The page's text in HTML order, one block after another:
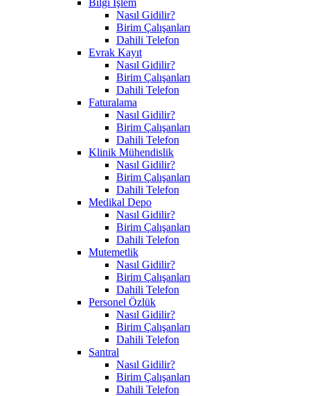
Nasıl Gidilir?
Birim Çalışanları
Dahili Telefon
Evrak Kayıt
Nasıl Gidilir?
Birim Çalışanları
Dahili Telefon
Faturalama
Nasıl Gidilir?
Birim Çalışanları
Dahili Telefon
Klinik Mühendislik
Nasıl Gidilir?
Birim Çalışanları
Dahili Telefon
Medikal Depo
Nasıl Gidilir?
Birim Çalışanları
Dahili Telefon
Mutemetlik
Nasıl Gidilir?
Birim Çalışanları
Dahili Telefon
Personel Özlük
Nasıl Gidilir?
Birim Çalışanları
Dahili Telefon
Santral
Nasıl Gidilir?
Birim Çalışanları
Dahili Telefon